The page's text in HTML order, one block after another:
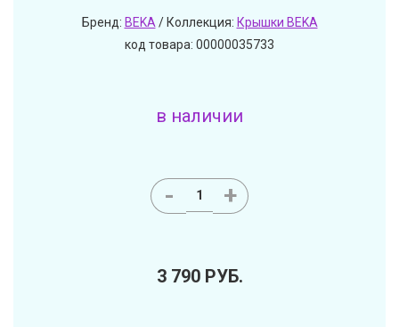
Бренд: BEKA/ Коллекция: Крышки BEKA
код товара: 00000035733
в наличии
- +
3 790 РУБ.